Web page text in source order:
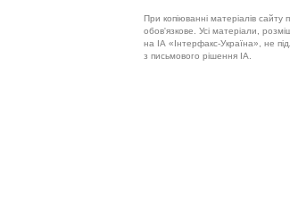
При копіюванні матеріалів
обов'язкове. Усі матеріали,
на ІА «Інтерфакс-Україна», не
з письмового рішення ІА.